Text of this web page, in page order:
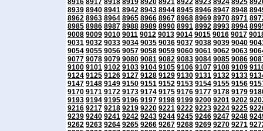
8916 8917 8918 8919 8920 8921 8922 8923 8924 8925
8939 8940 8941 8942 8943 8944 8945 8946 8947 8948
8962 8963 8964 8965 8966 8967 8968 8969 8970 8971
8985 8986 8987 8988 8989 8990 8991 8992 8993 8994
9008 9009 9010 9011 9012 9013 9014 9015 9016 9017
9031 9032 9033 9034 9035 9036 9037 9038 9039 9040
9054 9055 9056 9057 9058 9059 9060 9061 9062 9063
9077 9078 9079 9080 9081 9082 9083 9084 9085 9086
9100 9101 9102 9103 9104 9105 9106 9107 9108 9109
9124 9125 9126 9127 9128 9129 9130 9131 9132 9133
9147 9148 9149 9150 9151 9152 9153 9154 9155 9156
9170 9171 9172 9173 9174 9175 9176 9177 9178 9179
9193 9194 9195 9196 9197 9198 9199 9200 9201 9202
9216 9217 9218 9219 9220 9221 9222 9223 9224 9225
9239 9240 9241 9242 9243 9244 9245 9246 9247 9248
9262 9263 9264 9265 9266 9267 9268 9269 9270 9271